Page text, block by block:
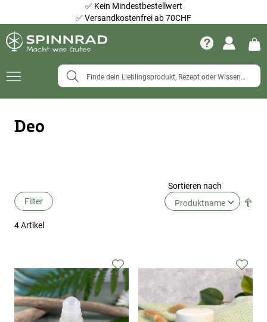
✅ Kein Mindestbestellwert
✅Versandkostenfrei ab 70CHF
Navigation
Deo
Filter
4Artikel
Sortieren nach
Zur
Wunschliste
hinzufügen
Zur